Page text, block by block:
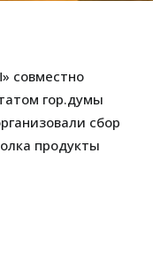
совместно
гор.думы
сбор
продукты